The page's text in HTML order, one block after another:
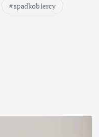
spadkobiercy